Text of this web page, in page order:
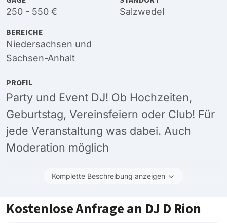
250 - 550 € Salzwedel
BEREICHE
Niedersachsen und
Sachsen-Anhalt
PROFIL
Party und Event DJ! Ob Hochzeiten,
Geburtstag, Vereinsfeiern oder Club! Für
jede Veranstaltung was dabei. Auch
Moderation möglich
Komplette Beschreibung anzeigen
Kostenlose Anfrage an DJ D Rion